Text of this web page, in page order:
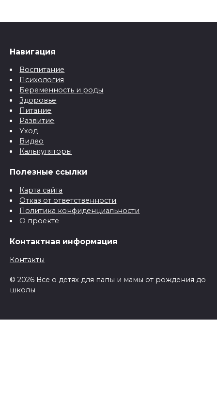
Навигация
Воспитание
Психология
Беременность и роды
Здоровье
Питание
Развитие
Уход
Видео
Калькуляторы
Полезные ссылки
Карта сайта
Отказ от ответственности
Политика конфиденциальности
О проекте
Контактная информация
Контакты
© 2026 Все о детях для папы и мамы от рождения до
школы